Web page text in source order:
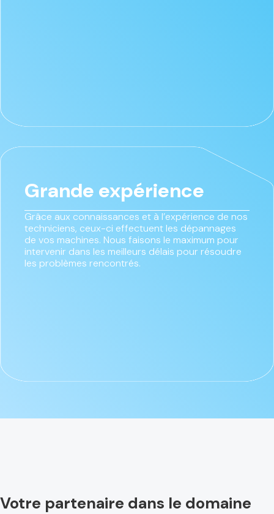
Grande expérience
Grâce aux connaissances et à l’expérience de nos
techniciens, ceux-ci effectuent les dépannages
de vos machines. Nous faisons le maximum pour
intervenir dans les meilleurs délais pour résoudre
les problèmes rencontrés.
Votre partenaire dans le domaine